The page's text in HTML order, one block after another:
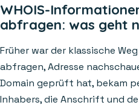
WHOIS-
abfragen: was geht
Früher war der klassische
abfragen, Adresse
Domain geprüft hat, bekam
Inhabers, die Anschrift und